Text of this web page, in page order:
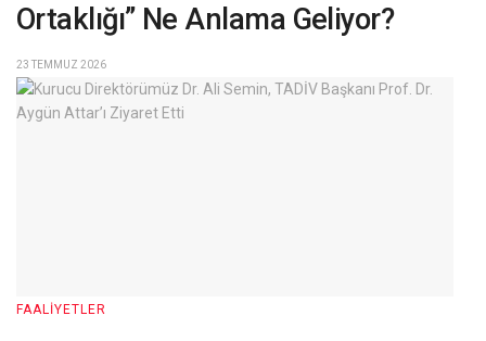
Ortaklığı” Ne Anlama Geliyor?
23 TEMMUZ 2026
FAALIYETLER